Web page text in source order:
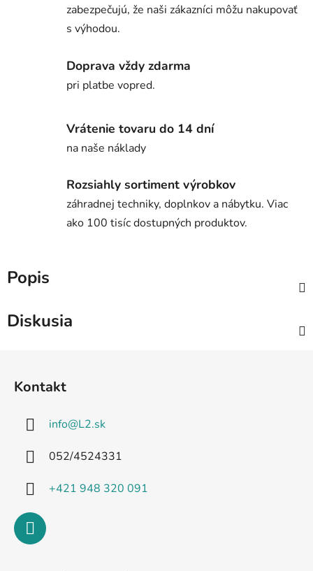
zabezpečujú, že naši zákazníci môžu nakupovať
s výhodou.
Doprava vždy zdarma
pri platbe vopred.
Vrátenie tovaru do 14 dní
na naše náklady
Rozsiahly sortiment výrobkov
záhradnej techniky, doplnkov a nábytku. Viac
ako 100 tisíc dostupných produktov.
Popis
Diskusia
Kontakt
info@L2.sk
052/4524331
+421 948 320 091